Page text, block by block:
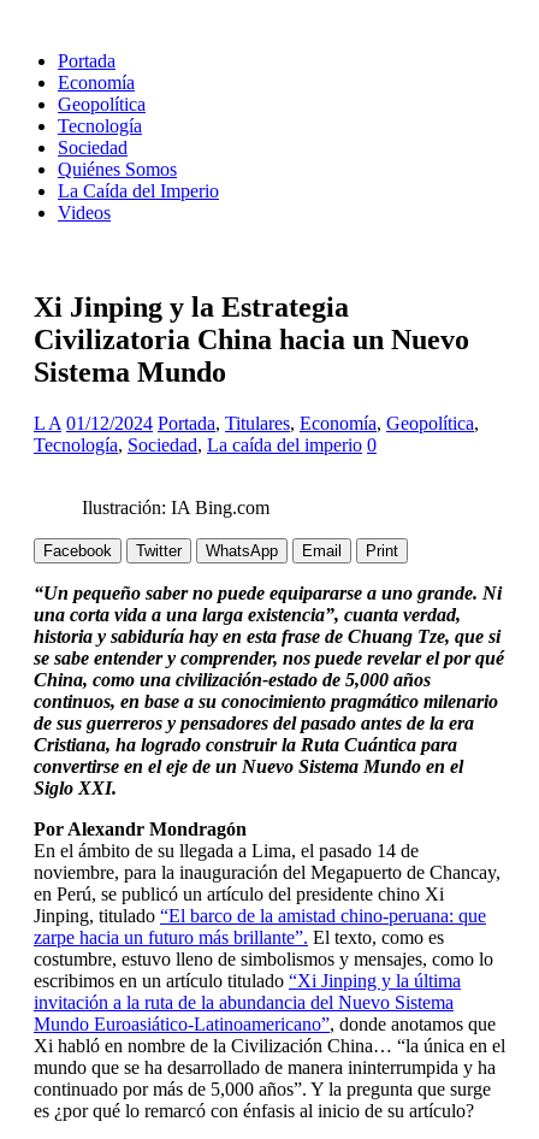
Portada
Economía
Geopolítica
Tecnología
Sociedad
Quiénes Somos
La Caída del Imperio
Videos
Xi Jinping y la Estrategia
Civilizatoria China hacia un Nuevo
Sistema Mundo
L A 01/12/2024 Portada, Titulares, Economía, Geopolítica,
Tecnología, Sociedad, La caída del imperio 0
Ilustración: IA Bing.com
Facebook Twitter WhatsApp Email Print
“Un pequeño saber no puede equipararse a uno grande. Ni
una corta vida a una larga existencia”, cuanta verdad,
historia y sabiduría hay en esta frase de Chuang Tze, que si
se sabe entender y comprender, nos puede revelar el por qué
China, como una civilización-estado de 5,000 años
continuos, en base a su conocimiento pragmático milenario
de sus guerreros y pensadores del pasado antes de la era
Cristiana, ha logrado construir la Ruta Cuántica para
convertirse en el eje de un Nuevo Sistema Mundo en el
Siglo XXI.
Por Alexandr Mondragón
En el ámbito de su llegada a Lima, el pasado 14 de
noviembre, para la inauguración del Megapuerto de Chancay,
en Perú, se publicó un artículo del presidente chino Xi
Jinping, titulado “El barco de la amistad chino-peruana: que
zarpe hacia un futuro más brillante”. El texto, como es
costumbre, estuvo lleno de simbolismos y mensajes, como lo
escribimos en un artículo titulado “Xi Jinping y la última
invitación a la ruta de la abundancia del Nuevo Sistema
Mundo Euroasiático-Latinoamericano”, donde anotamos que
Xi habló en nombre de la Civilización China… “la única en el
mundo que se ha desarrollado de manera ininterrumpida y ha
continuado por más de 5,000 años”. Y la pregunta que surge
es ¿por qué lo remarcó con énfasis al inicio de su artículo?